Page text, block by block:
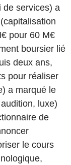
de services) a
pour 60 M€
boursier lié
deux ans,
pour réaliser
a marqué le
luxe)
de
le cours